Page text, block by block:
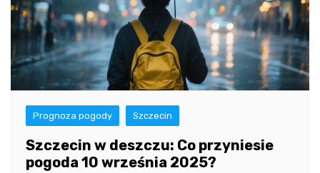
Prognoza pogody Szczecin
Szczecin w deszczu: Co przyniesie
pogoda 10 września 2025?